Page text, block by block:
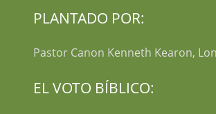
PLANTADO POR:
Pastor Canon Kenneth Kearon,
EL VOTO BÍBLICO: